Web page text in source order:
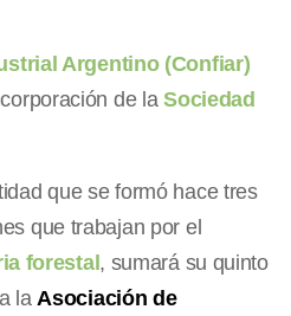
Argentino (Confiar)
de laSociedad
que se formó hace tres
que trabajan por el
forestal, sumará su quinto
la Asociación de